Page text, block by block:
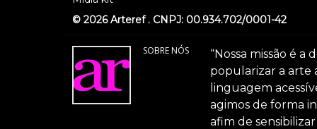
© 2026 Arteref . CNPJ: 00.934.702/0001-42
SOBRE NÓS
“Nossa missão é
popularizar a arte
linguagem
agimos de forma
afim de